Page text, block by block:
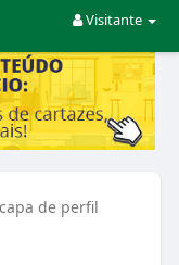
Visitante
de perfil